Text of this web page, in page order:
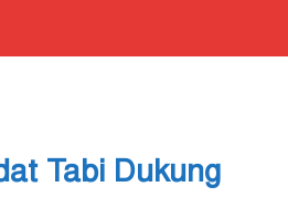
Tabi Dukung